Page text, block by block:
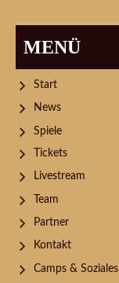
MENÜ
Start
News
Spiele
Tickets
Livestream
Team
Partner
Kontakt
Camps & Soziales